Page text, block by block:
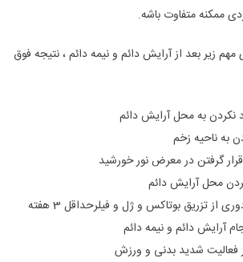
ممکنه متفاوت باشه.
زیر بعد از آرایش دائم و نیمه دائم ، نتیجه فوق
نکردن به محل آرایش دائم
به ناحیه زخم
گرفتن در معرض نور خورشید
محل آرایش دائم
پرهیز و دوری از تزریق بوتاکس و ژل و فیلرحداقل 3 هفته
آرایش دائم و نیمه دائم
فعالیت شدید بدنی و ورزش